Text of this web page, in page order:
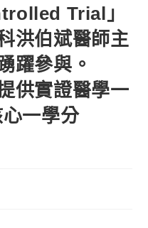
Trial」
洪伯斌醫師主
躍參與。
實證醫學一
一學分